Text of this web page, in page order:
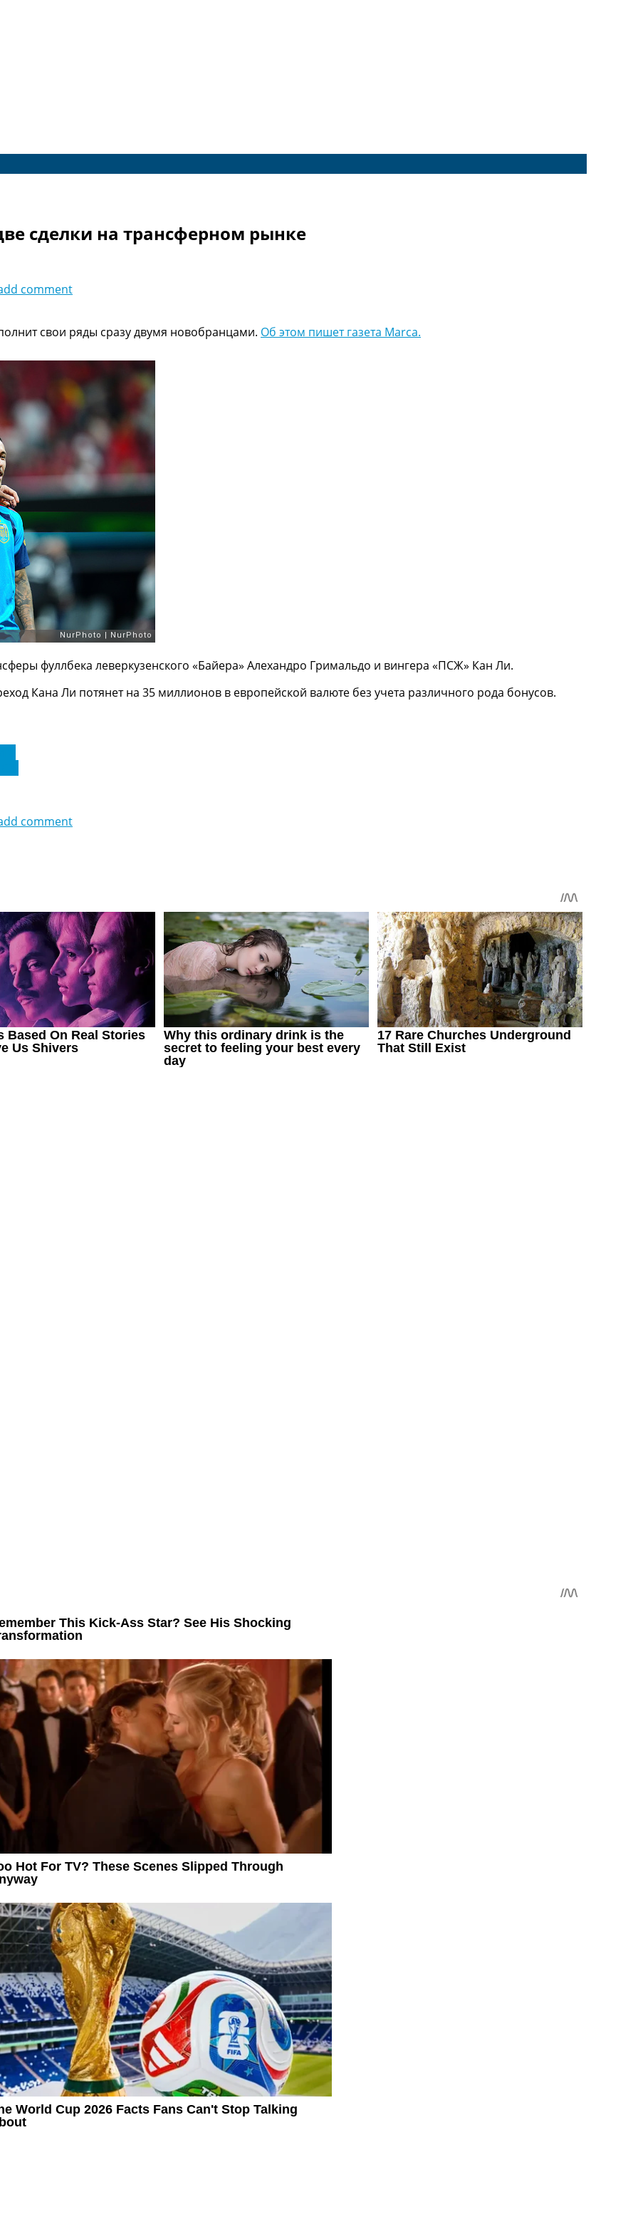
сделки на трансферном рынке
comment
свои ряды сразу двумя новобранцами. Об этом пишет газета Marca.
фуллбека леверкузенского «Байера» Алехандро Гримальдо и вингера «ПСЖ» Кан Ли.
Кана Ли потянет на 35 миллионов в европейской валюте без учета различного рода бонусов.
comment